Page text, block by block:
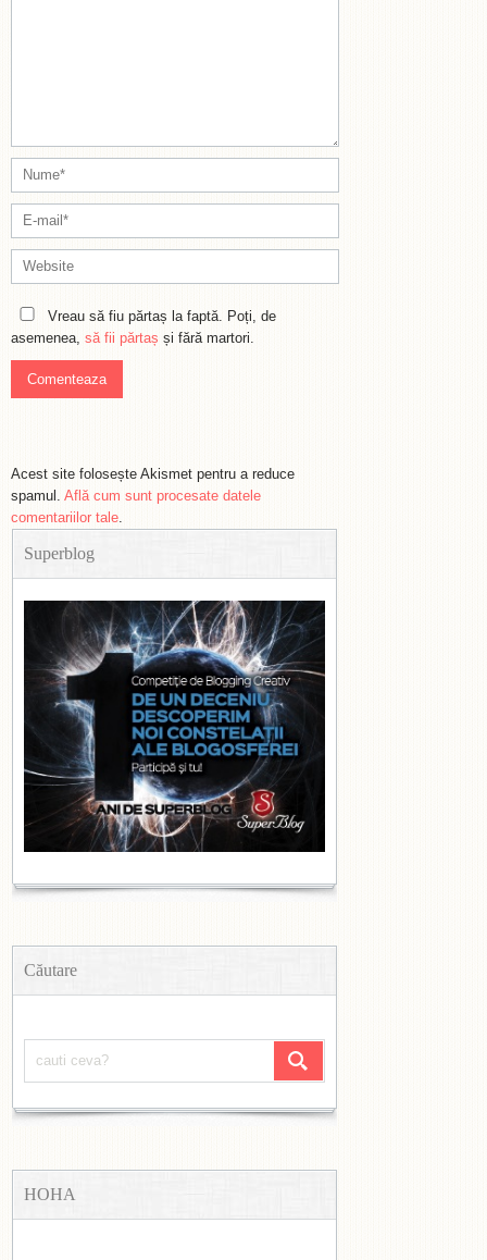
Vreau să fiu părtaș la faptă. Poți, de
asemenea, să fii părtaș și fără martori.
Acest site folosește Akismet pentru a reduce
spamul. Află cum sunt procesate datele
comentariilor tale.
Superblog
Căutare
HOHA